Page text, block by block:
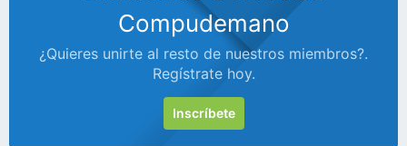
Compudemano
¿Quieres unirte al resto de nuestros miembros?.
Regístrate hoy.
Inscríbete